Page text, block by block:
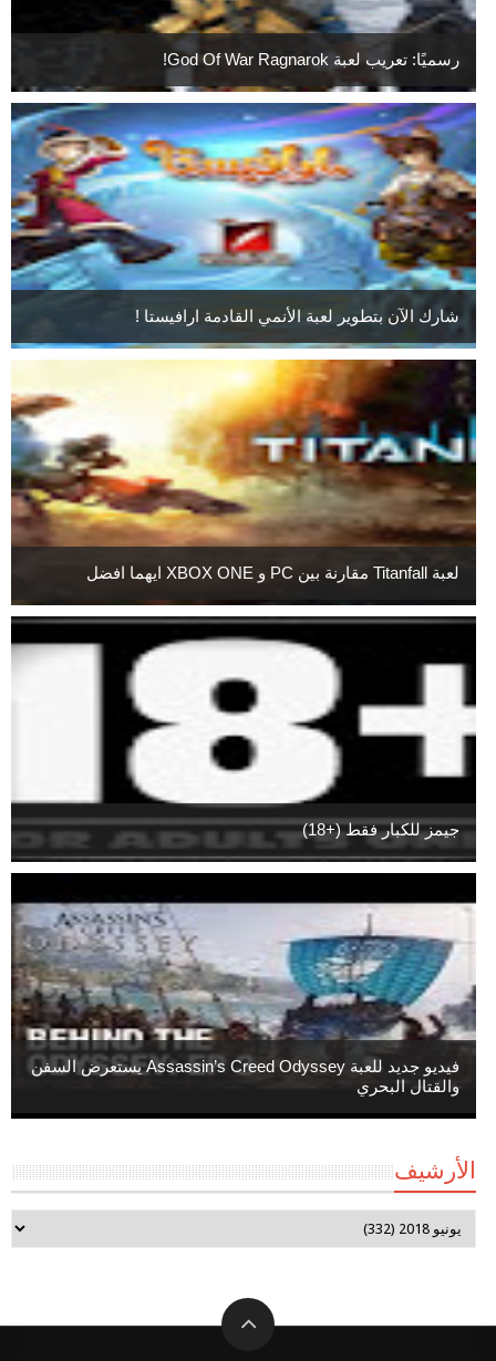
رسميًا: تعريب لعبة God Of War Ragnarok!
شارك الآن بتطوير لعبة الأنمي القادمة ارافيستا !
لعبة Titanfall مقارنة بين PC و XBOX ONE ايهما افضل
جيمز للكبار فقط (+18)
فيديو جديد للعبة Assassin’s Creed Odyssey يستعرض السفن
والقتال البحري
الأرشيف